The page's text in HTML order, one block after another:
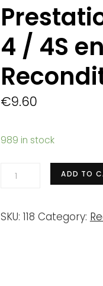
4 / 4S
€9.60
989 in stock
Prestation
iPhone
ADD TO
SKU: 118 Category: